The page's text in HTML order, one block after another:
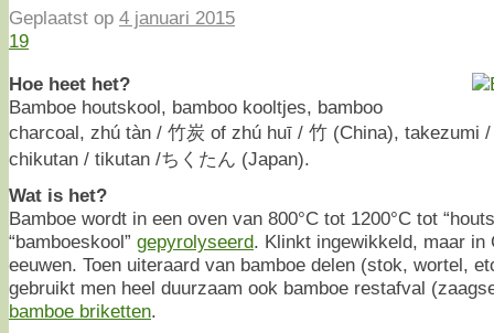
Geplaatst op 4 januari 2015
19
Hoe heet het?
Bamboe houtskool, bamboo kooltjes, bamboo
charcoal, zhú tàn / 竹炭 of zhú huī / 竹 (China), takezumi
chikutan / tikutan /ちくたん (Japan).
Wat is het?
Bamboe wordt in een oven van 800°C tot 1200°C tot
“bamboeskool” gepyrolyseerd. Klinkt ingewikkeld, maar in
eeuwen. Toen uiteraard van bamboe delen (stok, wortel,
gebruikt men heel duurzaam ook bamboe restafval
bamboe briketten.